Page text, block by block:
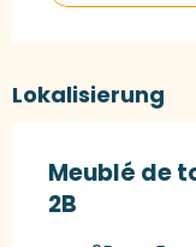
Lokalisierung
Meublé de
2B